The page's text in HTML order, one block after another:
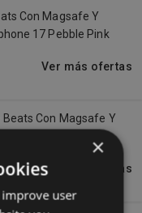
Con Magsafe Y
17 Pebble Pink
Ver más ofertas
Beats Con Magsafe Y
Ver más ofertas
×
user